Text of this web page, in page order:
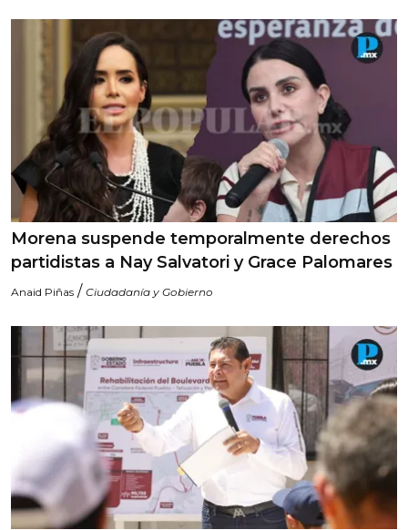
Morena suspende temporalmente derechos
partidistas a Nay Salvatori y Grace Palomares
Anaid Piñas / Ciudadanía y Gobierno